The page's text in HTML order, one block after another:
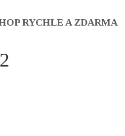
RYCHLE A ZDARMA